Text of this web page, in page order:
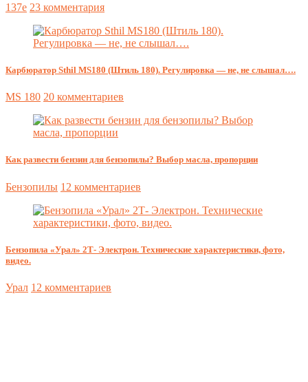
137e 23 комментария
Карбюратор Sthil MS180 (Штиль 180). Регулировка — не, не слышал….
MS 180 20 комментариев
Как развести бензин для бензопилы? Выбор масла, пропорции
Бензопилы 12 комментариев
Бензопила «Урал» 2Т- Электрон. Технические характеристики, фото,
видео.
Урал 12 комментариев